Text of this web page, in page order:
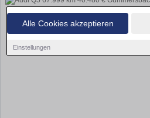
Alle Cookies akzeptieren
Einstellungen